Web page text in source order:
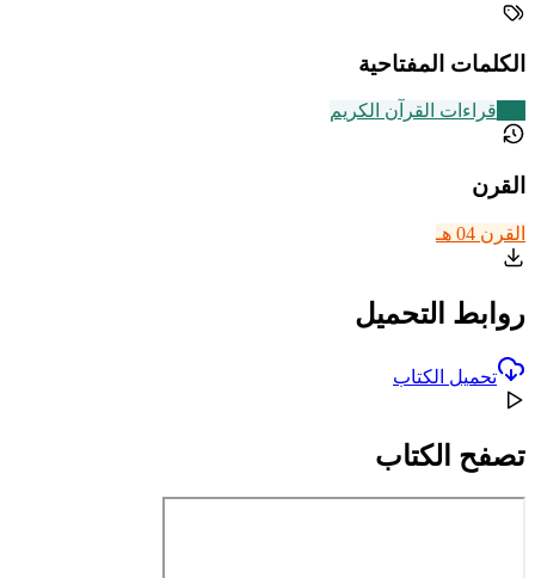
الكلمات المفتاحية
قراءات القرآن الكريم
القرن
القرن 04 هـ
روابط التحميل
تحميل الكتاب
تصفح الكتاب